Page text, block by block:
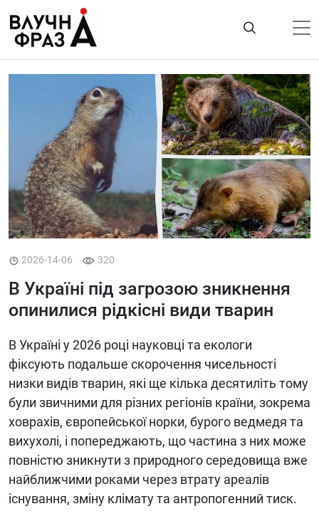
содержимому
Життя
Лайфстайл
ТехноНаука
Людина
Корисності
Ukraine
Про нас
2026-14-06 320
В Україні під загрозою зникнення
опинилися рідкісні види тварин
В Україні у 2026 році науковці та екологи
фіксують подальше скорочення чисельності
низки видів тварин, які ще кілька десятиліть тому
були звичними для різних регіонів країни, зокрема
ховрахів, європейської норки, бурого ведмедя та
вихухолі, і попереджають, що частина з них може
повністю зникнути з природного середовища вже
найближчими роками через втрату ареалів
існування, зміну клімату та антропогенний тиск.